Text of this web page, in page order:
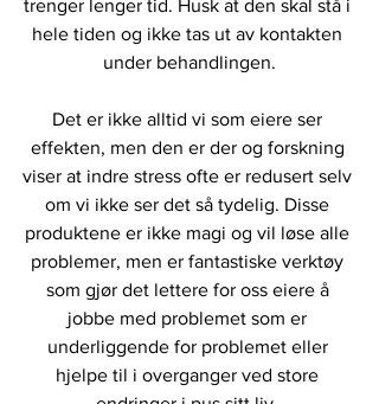
trenger lenger tid. Husk at den skal stå i
hele tiden og ikke tas ut av kontakten
under behandlingen.
Det er ikke alltid vi som eiere ser
effekten, men den er der og forskning
viser at indre stress ofte er redusert selv
om vi ikke ser det så tydelig. Disse
produktene er ikke magi og vil løse alle
problemer, men er fantastiske verktøy
som gjør det lettere for oss eiere å
jobbe med problemet som er
underliggende for problemet eller
hjelpe til i overganger ved store